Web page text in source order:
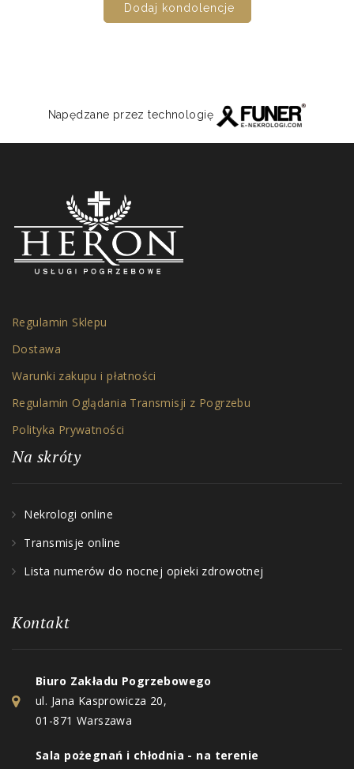
Dodaj kondolencje
Napędzane przez technologię
Regulamin Sklepu
Dostawa
Warunki zakupu i płatności
Regulamin Oglądania Transmisji z Pogrzebu
Polityka Prywatności
Na skróty
Nekrologi online
Transmisje online
Lista numerów do nocnej opieki zdrowotnej
Kontakt
Biuro Zakładu Pogrzebowego
ul. Jana Kasprowicza 20,
01-871 Warszawa
Sala pożegnań i chłodnia - na terenie